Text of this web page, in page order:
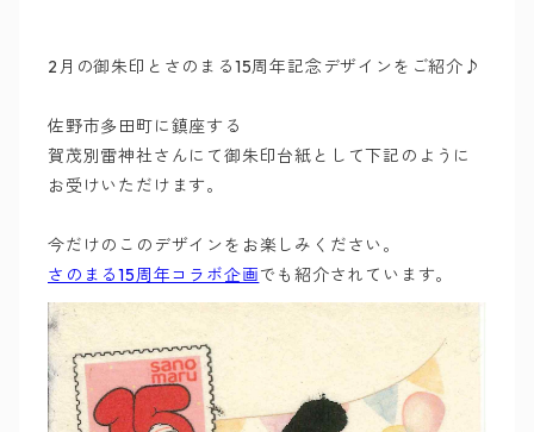
2月の御朱印とさのまる15周年記念デザインをご紹介♪
佐野市多田町に鎮座する
賀茂別雷神社さんにて御朱印台紙として下記のように
お受けいただけます。
今だけのこのデザインをお楽しみください。
さのまる15周年コラボ企画でも紹介されています。